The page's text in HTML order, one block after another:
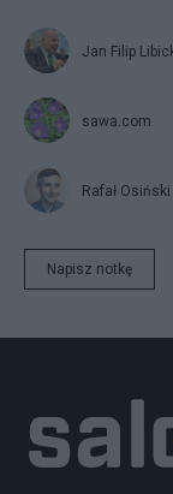
Jan Filip
sawa.com
Rafał Osiński
Napisz notkę